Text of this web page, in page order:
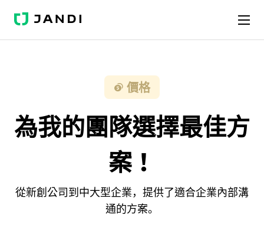
J
N
價格
為我的團隊選擇最佳方
案！
從新創公司到中大型企業，提供了適合企業內部溝
通的方案。